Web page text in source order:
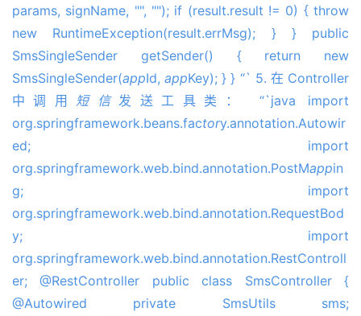
params, signName, "", ""); if (result.result != 0) { throw
new RuntimeException(result.errMsg); } } public
SmsSingleSender getSender() { return new
SmsSingleSender(appId,appKey); } } “` 5. 在 Controller
中调用 短信 发送工具类： “`java import
org.springframework.beans.factory.annotation.Autowir
ed; import
org.springframework.web.bind.annotation.PostMappin
g; import
org.springframework.web.bind.annotation.RequestBod
y; import
org.springframework.web.bind.annotation.RestControll
er; @RestController public class SmsController {
@Autowired private SmsUtils sms;